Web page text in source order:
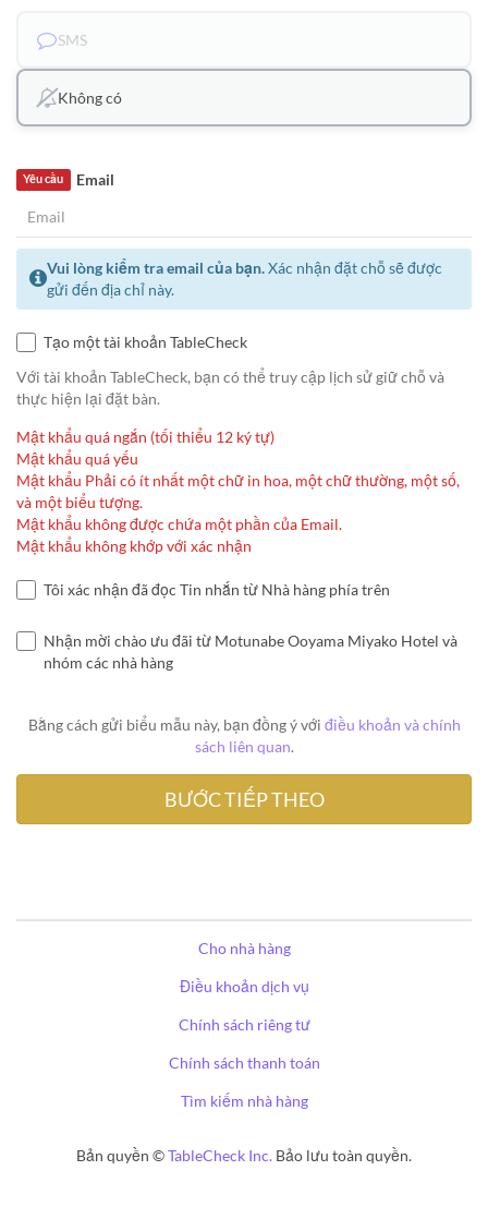
SMS
Không có
Email
Yêu cầu
Vui lòng kiểm tra email của bạn.Xác nhận đặt chỗ sẽ được
gửi đến địa chỉ này.
Tạo một tài khoản TableCheck
Với tài khoản TableCheck, bạn có thể truy cập lịch sử giữ chỗ và
thực hiện lại đặt bàn.
Mật khẩu quá ngắn (tối thiểu 12 ký tự)
Mật khẩu quá yếu
Mật khẩu Phải có ít nhất một chữ in hoa, một chữ thường, một số,
và một biểu tượng.
Mật khẩu không được chứa một phần của Email.
Mật khẩu không khớp với xác nhận
Tôi xác nhận đã đọc Tin nhắn từ Nhà hàng phía trên
Nhận mời chào ưu đãi từ Motunabe Ooyama Miyako Hotel và
nhóm các nhà hàng
Bằng cách gửi biểu mẫu này, bạn đồng ý với điều khoản và chính
sách liên quan.
Cho nhà hàng
Điều khoản dịch vụ
Chính sách riêng tư
Chính sách thanh toán
Tìm kiếm nhà hàng
Bản quyền ©TableCheck Inc. Bảo lưu toàn quyền.